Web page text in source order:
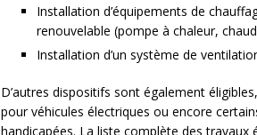
Installation d’équipements de
renouvelable (pompe à chaleur,
Installation d’un système de
D’autres dispositifs sont également
pour véhicules électriques ou encore
handicapées. La liste complète des travaux